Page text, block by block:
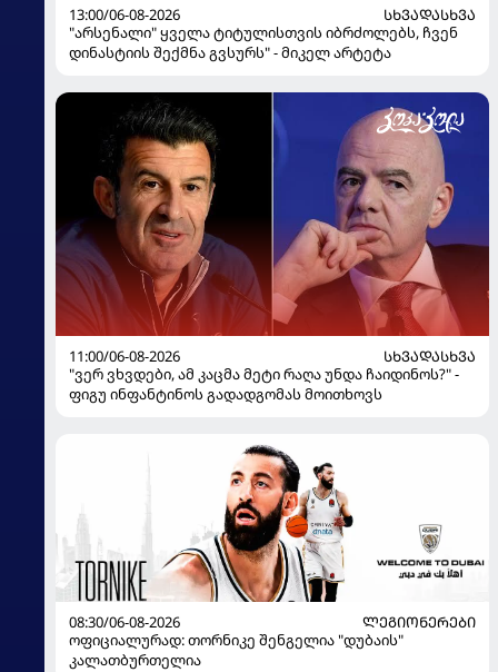
13:00/06-08-2026
ᲡᲮᲕᲐᲓᲐᲡᲮᲕᲐ
"არსენალი" ყველა ტიტულისთვის იბრძოლებს, ჩვენ
დინასტიის შექმნა გვსურს" - მიკელ არტეტა
11:00/06-08-2026
ᲡᲮᲕᲐᲓᲐᲡᲮᲕᲐ
"ვერ ვხვდები, ამ კაცმა მეტი რაღა უნდა ჩაიდინოს?" -
ფიგუ ინფანტინოს გადადგომას მოითხოვს
08:30/06-08-2026
ᲚᲔᲒᲘᲝᲜᲔᲠᲔᲑᲘ
ოფიციალურად: თორნიკე შენგელია "დუბაის"
კალათბურთელია